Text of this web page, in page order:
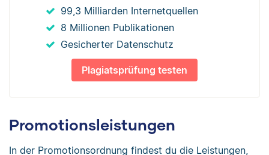
99,3 Milliarden Internetquellen
8 Millionen Publikationen
Gesicherter Datenschutz
Plagiatsprüfung testen
Promotionsleistungen
In der Promotionsordnung findest du die Leistungen,